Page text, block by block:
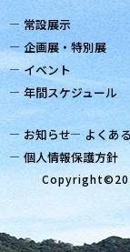
常設展示
企画展・特別展
イベント
年間スケジュール
お知らせ よくあ
個人情報保護方針